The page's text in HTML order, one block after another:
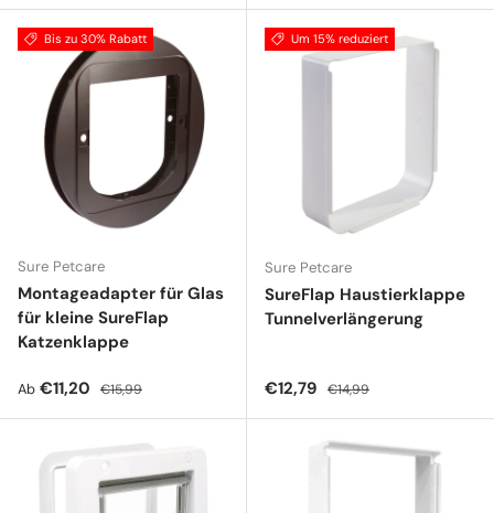
Bis zu 30% Rabatt
Sure Petcare
Montageadapter für Glas
für kleine SureFlap
Katzenklappe
Verkaufspreis
Ab €11,20 Normaler Preis
€15,99
Um 15% reduziert
Sure Petcare
SureFlap Haustierklappe
Tunnelverlängerung
Verkaufspreis
€12,79 Normaler Preis
€14,99